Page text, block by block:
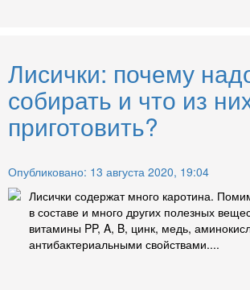
Лисички: почему
собирать и что из
приготовить?
Опубликовано: 13 августа 2020, 19:04
Лисички содержат много каротина.
в составе и много других полезных
витамины PP, A, B, цинк, медь,
антибактериальными свойствами....